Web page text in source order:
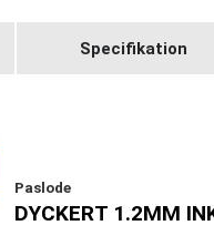
Specifikation
Paslode
DYCKERT 1.2MM